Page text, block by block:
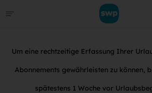
Um eine rechtzeitige Erfassung Ihrer
Abonnements gewährleisten zu können,
spätestens 1 Woche vor